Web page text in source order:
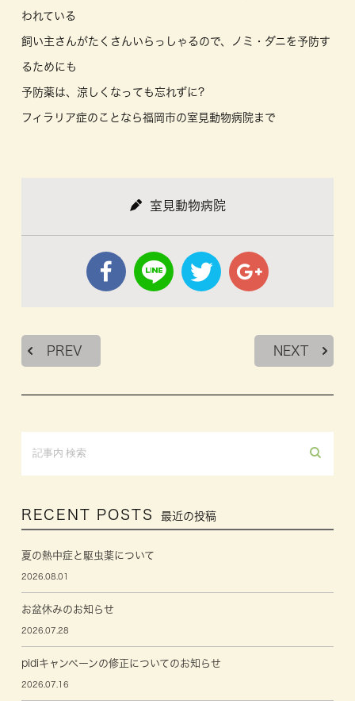
われている
飼い主さんがたくさんいらっしゃるので、ノミ・ダニを予防す
るためにも
予防薬は、涼しくなっても忘れずに?
フィラリア症のことなら福岡市の室見動物病院まで
室見動物病院
PREV NEXT
RECENT POSTS 最近の投稿
夏の熱中症と駆虫薬について
2026.08.01
お盆休みのお知らせ
2026.07.28
pidiキャンペーンの修正についてのお知らせ
2026.07.16